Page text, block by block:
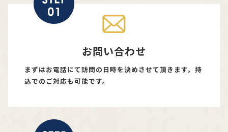
お問い合わせ
まずはお電話にて訪問の日時を決めさせて頂きます。持
込でのご対応も可能です。